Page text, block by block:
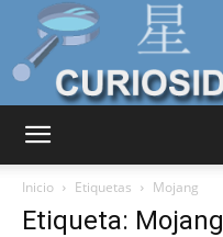
Inicio Etiquetas Mojang
Etiqueta: Mojang